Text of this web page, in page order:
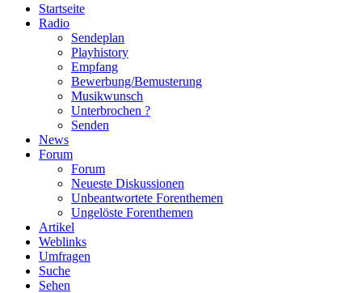
Startseite
Radio
Sendeplan
Playhistory
Empfang
Bewerbung/Bemusterung
Musikwunsch
Unterbrochen ?
Senden
News
Forum
Forum
Neueste Diskussionen
Unbeantwortete Forenthemen
Ungelöste Forenthemen
Artikel
Weblinks
Umfragen
Suche
Sehen